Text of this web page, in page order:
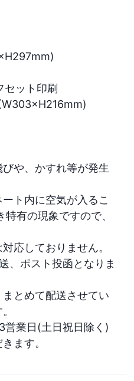
ット印刷
や、かすれ等が発生
ト内に空気が入るこ
有の現象ですので、
応しておりません。
、ポスト投函となりま
まとめて配送させてい
営業日(土日祝日除く)
ます。